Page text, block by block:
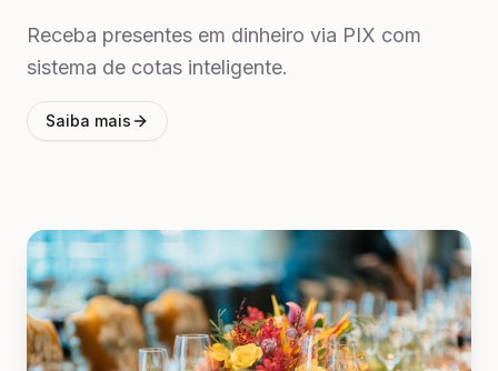
Receba presentes em dinheiro via PIX com
sistema de cotas inteligente.
Saiba mais